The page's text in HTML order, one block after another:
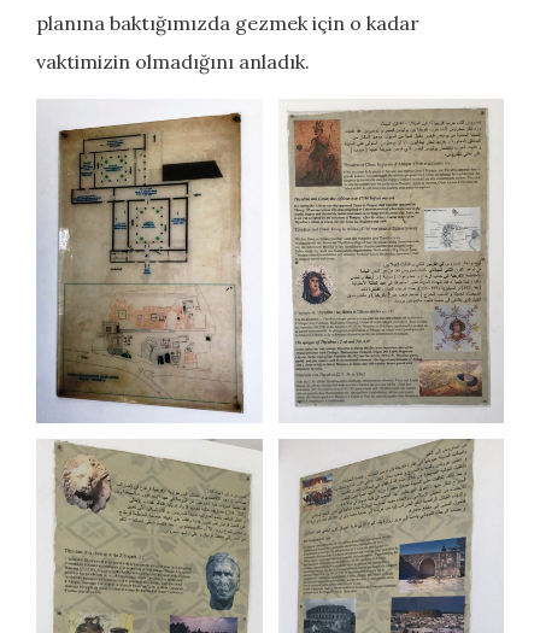
planına baktığımızda gezmek için o kadar
vaktimizin olmadığını anladık.